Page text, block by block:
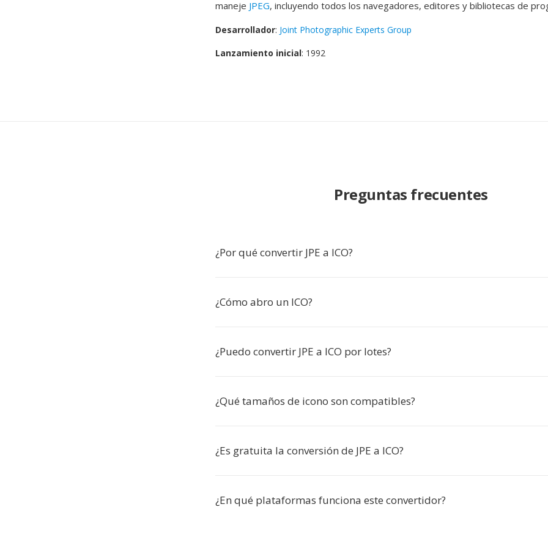
maneje JPEG, incluyendo todos los navegadores, editores y bibliotecas de
Desarrollador: Joint Photographic Experts Group
Lanzamiento inicial: 1992
Preguntas frecuentes
¿Por qué convertir JPE a ICO?
¿Cómo abro un ICO?
¿Puedo convertir JPE a ICO por lotes?
¿Qué tamaños de icono son compatibles?
¿Es gratuita la conversión de JPE a ICO?
¿En qué plataformas funciona este convertidor?